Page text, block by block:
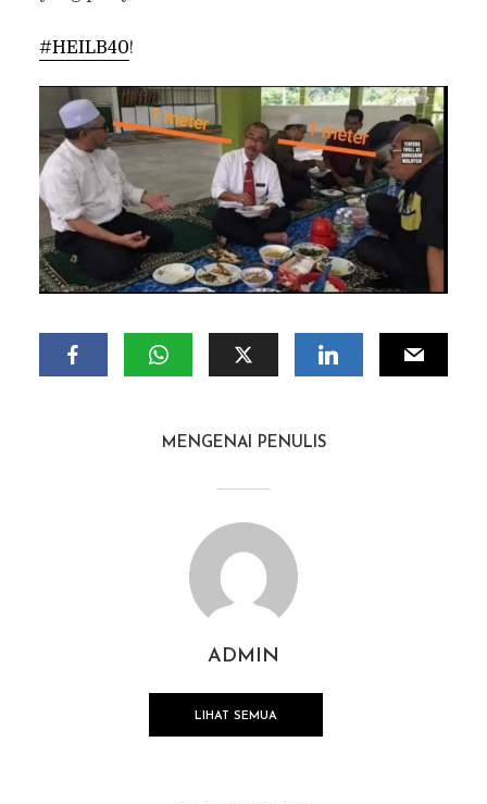
#HEILB40!
MENGENAI PENULIS
ADMIN
LIHAT SEMUA